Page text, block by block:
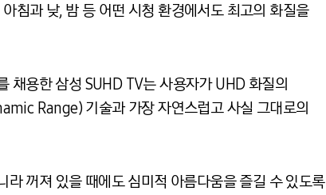
침과 낮, 밤 등 어떤 시청 환경에서도 최고의 화질을
채용한 삼성 SUHD TV는 사용자가 UHD 화질의
Range) 기술과 가장 자연스럽고 사실 그대로의
꺼져 있을 때에도 심미적 아름다움을 즐길 수 있도록